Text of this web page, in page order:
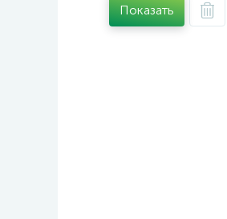
Показать